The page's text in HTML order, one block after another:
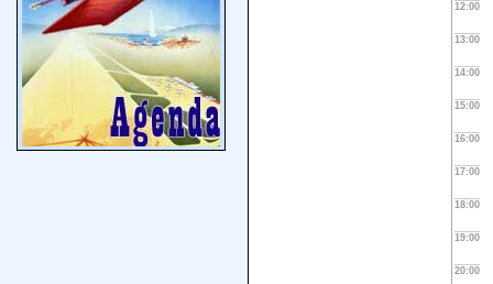
12:00
13:00
14:00
15:00
16:00
17:00
18:00
19:00
20:00